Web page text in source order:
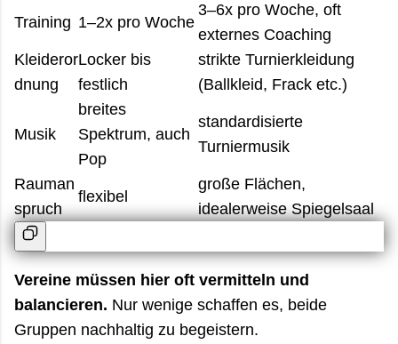
Training 1–2x pro Woche
3–6x pro Woche, oft
externes Coaching
Kleideror
dnung
Locker bis
festlich
strikte Turnierkleidung
(Ballkleid, Frack etc.)
Musik
breites
Spektrum, auch
Pop
standardisierte
Turniermusik
Rauman
spruch
flexibel
große Flächen,
idealerweise Spiegelsaal
Vereine müssen hier oft vermitteln und
balancieren. Nur wenige schaffen es, beide
Gruppen nachhaltig zu begeistern.